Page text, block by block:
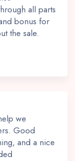
all parts
bonus for
the sale.
we
Good
and a nice